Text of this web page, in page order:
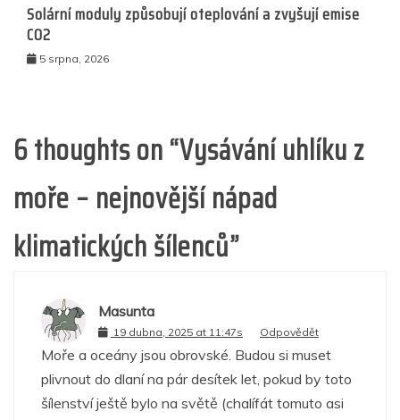
Solární moduly způsobují oteplování a zvyšují emise
CO2
5 srpna, 2026
6 thoughts on “Vysávání uhlíku z
moře – nejnovější nápad
klimatických šílenců”
Masunta
19 dubna, 2025 at 11:47s Odpovědět
Moře a oceány jsou obrovské. Budou si muset
plivnout do dlaní na pár desítek let, pokud by toto
šílenství ještě bylo na světě (chalífát tomuto asi